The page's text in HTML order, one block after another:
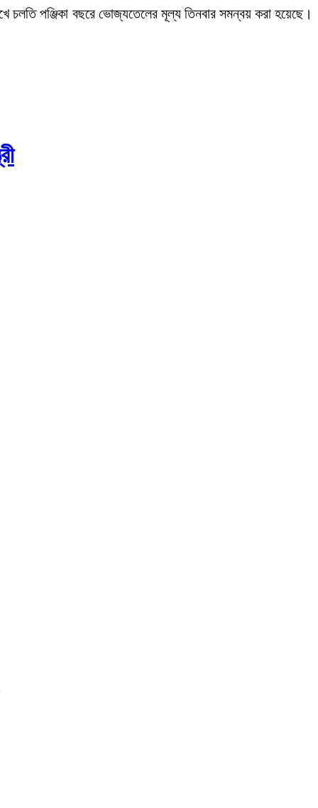
চলতি পঞ্জিকা বছরে ভোজ্যতেলের মূল্য তিনবার সমন্বয় করা হয়েছে।